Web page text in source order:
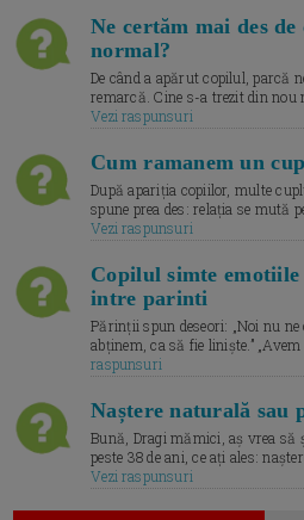
Ne certăm mai des
normal?
De când a apărut copilul, parcă
remarcă. Cine s-a trezit din nou
Vezi raspunsuri
Cum ramanem un
După apariția copiilor, multe
spune prea des: relația se mută
Vezi raspunsuri
Copilul simte
intre parinti
Părinții spun deseori: „Noi nu
abținem, ca să fie liniște.”
raspunsuri
Naștere naturală sau
Bună, Dragi mămici, aș vrea să
peste 38 de ani, ce ați ales:
Vezi raspunsuri